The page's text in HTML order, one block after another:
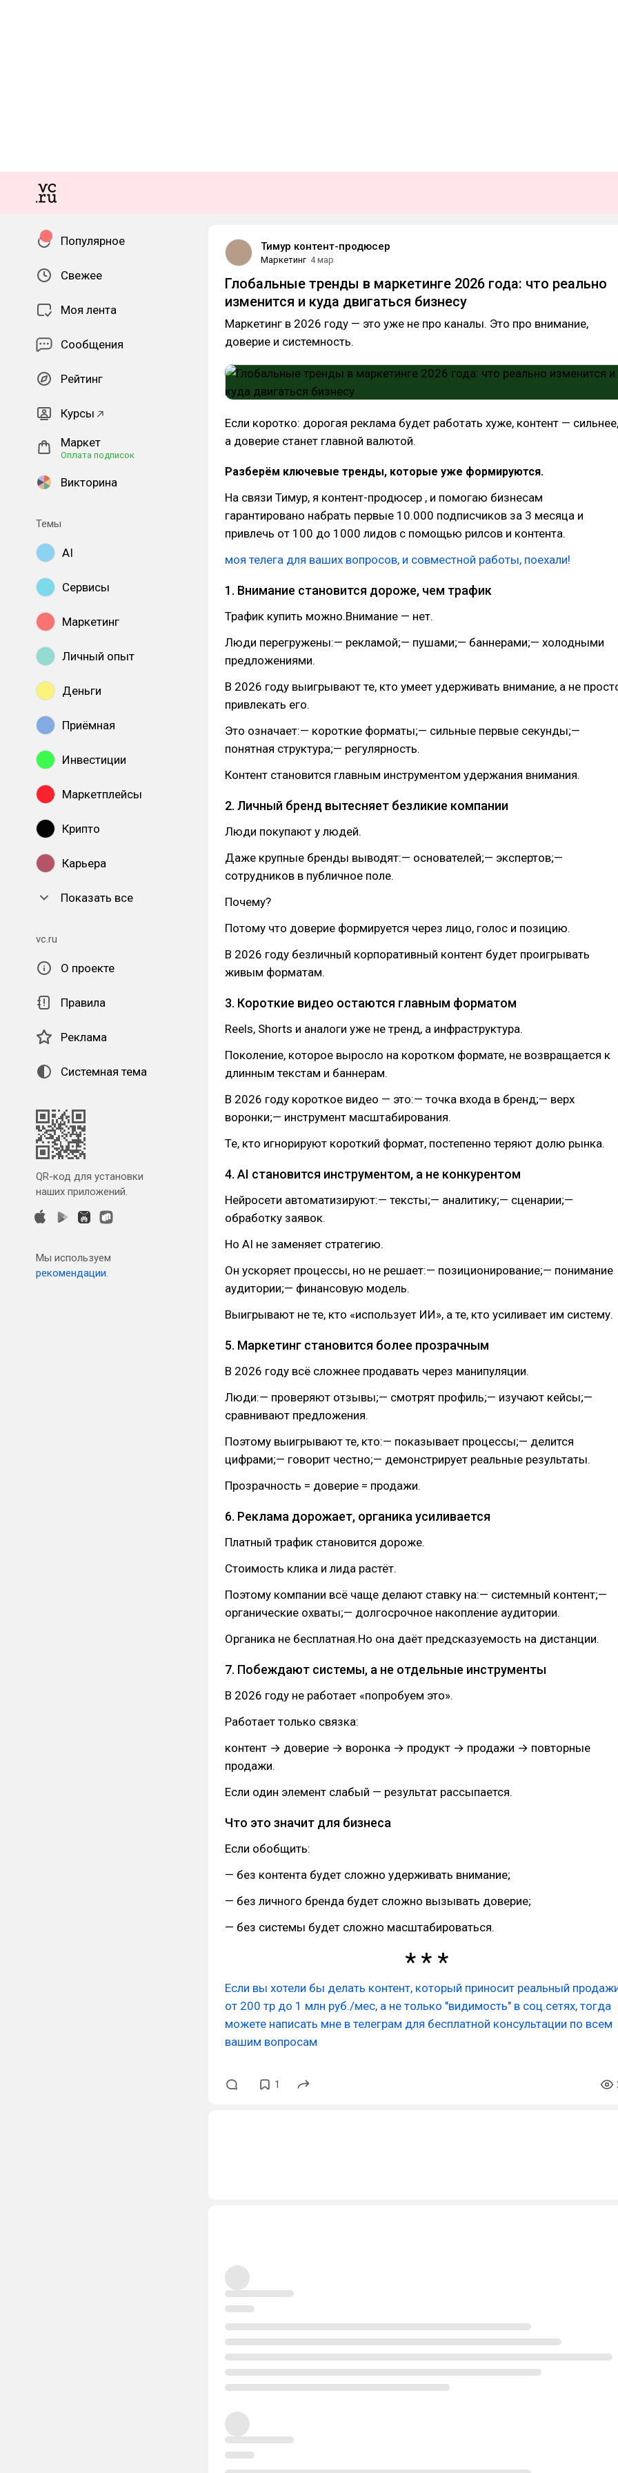
Популярное
Свежее
Моя лента
Сообщения
Рейтинг
Курсы
Маркет
Оплата подписок
Викторина
Темы
AI
Сервисы
Маркетинг
Личный опыт
Деньги
Приёмная
Инвестиции
Маркетплейсы
Крипто
Карьера
Показать все
vc.ru
О проекте
Правила
Реклама
Системная тема
QR-код для установки
наших приложений.
Мы используем
рекомендации.
Тимур контент-продюсер
Маркетинг 4 мар
Глобальные тренды в маркетинге 2026 года: что реально
изменится и куда двигаться бизнесу
Маркетинг в 2026 году — это уже не про каналы. Это про внимание,
доверие и системность.
Если коротко: дорогая реклама будет работать хуже, контент — сильнее,
а доверие станет главной валютой.
Разберём ключевые тренды, которые уже формируются.
На связи Тимур, я контент-продюсер , и помогаю бизнесам
гарантировано набрать первые 10.000 подписчиков за 3 месяца и
привлечь от 100 до 1000 лидов с помощью рилсов и контента.
моя телега для ваших вопросов, и совместной работы, поехали!
1. Внимание становится дороже, чем трафик
Трафик купить можно.Внимание — нет.
Люди перегружены:— рекламой;— пушами;— баннерами;— холодными
предложениями.
В 2026 году выигрывают те, кто умеет удерживать внимание, а не
привлекать его.
Это означает:— короткие форматы;— сильные первые секунды;—
понятная структура;— регулярность.
Контент становится главным инструментом удержания внимания.
2. Личный бренд вытесняет безликие компании
Люди покупают у людей.
Даже крупные бренды выводят:— основателей;— экспертов;—
сотрудников в публичное поле.
Почему?
Потому что доверие формируется через лицо, голос и позицию.
В 2026 году безличный корпоративный контент будет проигрывать
живым форматам.
3. Короткие видео остаются главным форматом
Reels, Shorts и аналоги уже не тренд, а инфраструктура.
Поколение, которое выросло на коротком формате, не возвращается к
длинным текстам и баннерам.
В 2026 году короткое видео — это:— точка входа в бренд;— верх
воронки;— инструмент масштабирования.
Те, кто игнорируют короткий формат, постепенно теряют долю рынка.
4. AI становится инструментом, а не конкурентом
Нейросети автоматизируют:— тексты;— аналитику;— сценарии;—
обработку заявок.
Но AI не заменяет стратегию.
Он ускоряет процессы, но не решает:— позиционирование;— понимание
аудитории;— финансовую модель.
Выигрывают не те, кто «использует ИИ», а те, кто усиливает им систему.
5. Маркетинг становится более прозрачным
В 2026 году всё сложнее продавать через манипуляции.
Люди:— проверяют отзывы;— смотрят профиль;— изучают кейсы;—
сравнивают предложения.
Поэтому выигрывают те, кто:— показывает процессы;— делится
цифрами;— говорит честно;— демонстрирует реальные результаты.
Прозрачность = доверие = продажи.
6. Реклама дорожает, органика усиливается
Платный трафик становится дороже.
Стоимость клика и лида растёт.
Поэтому компании всё чаще делают ставку на:— системный контент;—
органические охваты;— долгосрочное накопление аудитории.
Органика не бесплатная.Но она даёт предсказуемость на дистанции.
7. Побеждают системы, а не отдельные инструменты
В 2026 году не работает «попробуем это».
Работает только связка:
контент → доверие → воронка → продукт → продажи → повторные
продажи.
Если один элемент слабый — результат рассыпается.
Что это значит для бизнеса
Если обобщить:
— без контента будет сложно удерживать внимание;
— без личного бренда будет сложно вызывать доверие;
— без системы будет сложно масштабироваться.
Если вы хотели бы делать контент, который приносит реальный
от 200 тр до 1 млн руб./мес, а не только "видимость" в соц.сетях, тогда
можете написать мне в телеграм для бесплатной консультации по всем
вашим вопросам
1